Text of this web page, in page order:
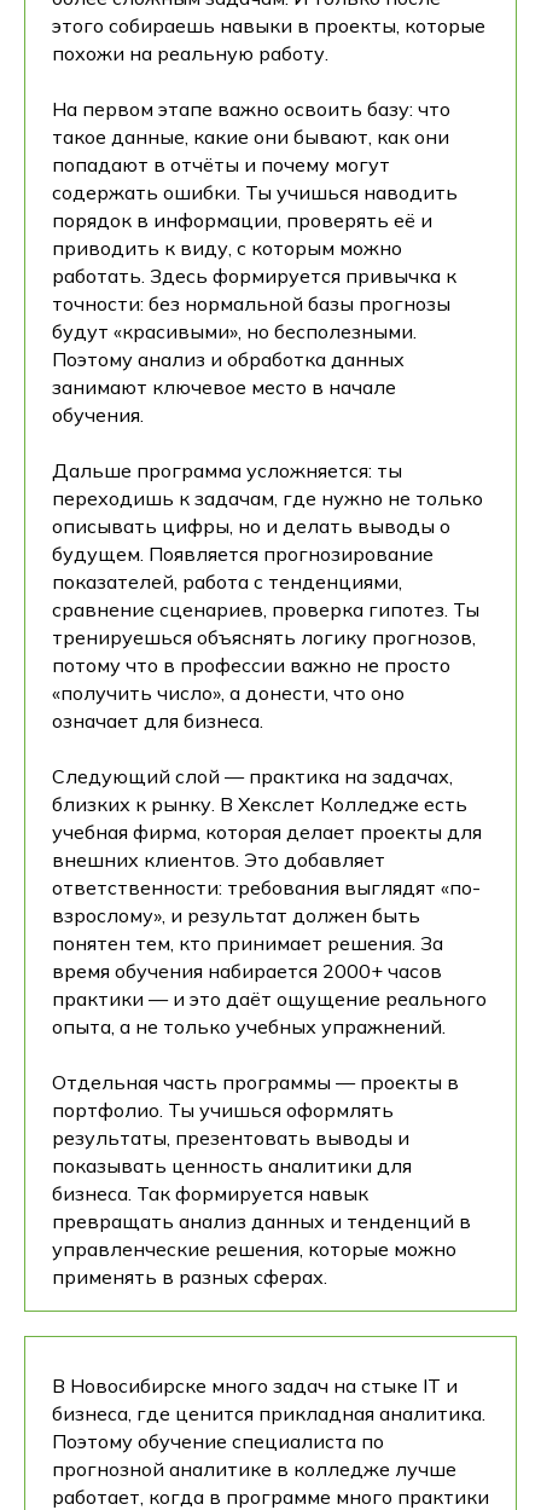
этого собираешь навыки в проекты, которые
похожи на реальную работу.
На первом этапе важно освоить базу: что
такое данные, какие они бывают, как они
попадают в отчёты и почему могут
содержать ошибки. Ты учишься наводить
порядок в информации, проверять её и
приводить к виду, с которым можно
работать. Здесь формируется привычка к
точности: без нормальной базы прогнозы
будут «красивыми», но бесполезными.
Поэтому анализ и обработка данных
занимают ключевое место в начале
обучения.
Дальше программа усложняется: ты
переходишь к задачам, где нужно не только
описывать цифры, но и делать выводы о
будущем. Появляется прогнозирование
показателей, работа с тенденциями,
сравнение сценариев, проверка гипотез. Ты
тренируешься объяснять логику прогнозов,
потому что в профессии важно не просто
«получить число», а донести, что оно
означает для бизнеса.
Следующий слой — практика на задачах,
близких к рынку. В Хекслет Колледже есть
учебная фирма, которая делает проекты для
внешних клиентов. Это добавляет
ответственности: требования выглядят «по-
взрослому», и результат должен быть
понятен тем, кто принимает решения. За
время обучения набирается 2000+ часов
практики — и это даёт ощущение реального
опыта, а не только учебных упражнений.
Отдельная часть программы — проекты в
портфолио. Ты учишься оформлять
результаты, презентовать выводы и
показывать ценность аналитики для
бизнеса. Так формируется навык
превращать анализ данных и тенденций в
управленческие решения, которые можно
применять в разных сферах.
В Новосибирске много задач на стыке IT и
бизнеса, где ценится прикладная аналитика.
Поэтому обучение специалиста по
прогнозной аналитике в колледже лучше
работает, когда в программе много практики